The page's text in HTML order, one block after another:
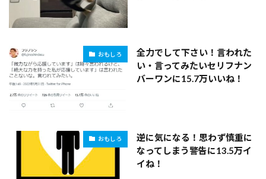
おもしろ
全力でして下さい！言われた
い・言ってみたいセリフナン
バーワンに15.7万いいね！
おもしろ
逆に気になる！思わず慎重に
なってしまう警告に13.5万イ
イね！